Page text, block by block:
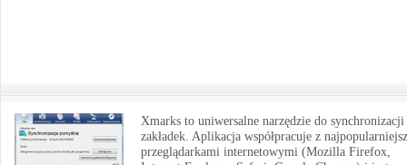
Xmarks to uniwersalne narzędzie do synchronizacji
zakładek. Aplikacja współpracuje z
przeglądarkami internetowymi (Mozilla Firefox,